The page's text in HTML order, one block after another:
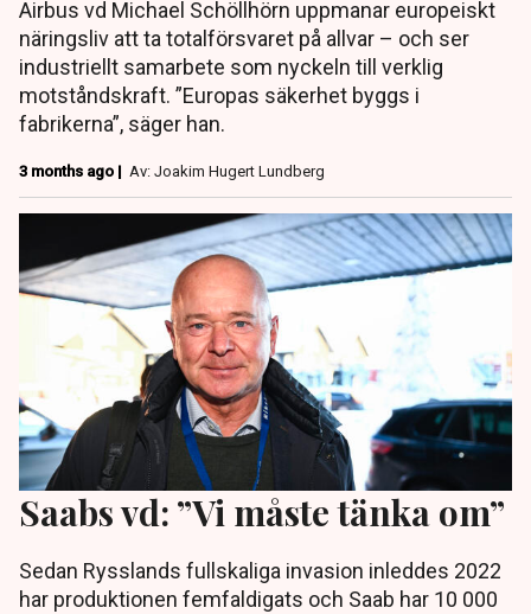
Airbus vd Michael Schöllhörn uppmanar europeiskt
näringsliv att ta totalförsvaret på allvar – och ser
industriellt samarbete som nyckeln till verklig
motståndskraft. ”Europas säkerhet byggs i
fabrikerna”, säger han.
3 months ago | Av: Joakim Hugert Lundberg
Saabs vd: ”Vi måste tänka om”
Sedan Rysslands fullskaliga invasion inleddes 2022
har produktionen femfaldigats och Saab har 10 000